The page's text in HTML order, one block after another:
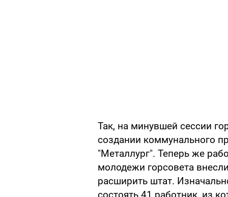
Так, на минувшей сессии
создании коммунального
"Металлург". Теперь же
молодежи горсовета
расширить штат.